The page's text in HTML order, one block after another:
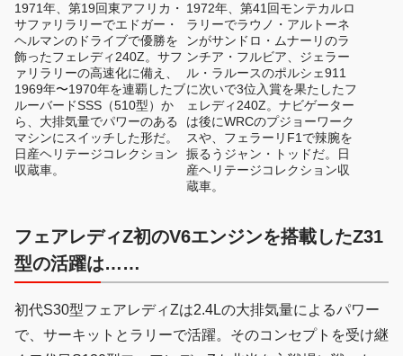
1971年、第19回東アフリカ・
サファリラリーでエドガー・
ヘルマンのドライブで優勝を
飾ったフェレディ240Z。サフ
ァリラリーの高速化に備え、
1969年〜1970年を連覇したブ
ルーバードSSS（510型）か
ら、大排気量でパワーのある
マシンにスイッチした形だ。
日産ヘリテージコレクション
収蔵車。
1972年、第41回モンテカルロ
ラリーでラウノ・アルトーネ
ンがサンドロ・ムナーリのラ
ンチア・フルビア、ジェラー
ル・ラルースのポルシェ911
に次いで3位入賞を果たしたフ
ェレディ240Z。ナビゲーター
は後にWRCのプジョーワーク
スや、フェラーリF1で辣腕を
振るうジャン・トッドだ。日
産ヘリテージコレクション収
蔵車。
フェアレディZ初のV6エンジンを搭載したZ31
型の活躍は……
初代S30型フェアレディZは2.4Lの大排気量によるパワー
で、サーキットとラリーで活躍。そのコンセプトを受け継